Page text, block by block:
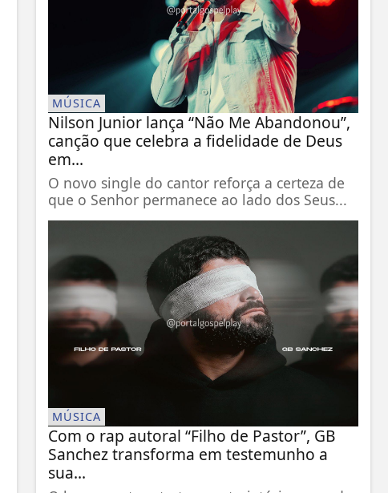
MÚSICA
Nilson Junior lança “Não Me Abandonou”,
canção que celebra a fidelidade de Deus
em...
O novo single do cantor reforça a certeza de
que o Senhor permanece ao lado dos Seus...
MÚSICA
Com o rap autoral “Filho de Pastor”, GB
Sanchez transforma em testemunho a
sua...